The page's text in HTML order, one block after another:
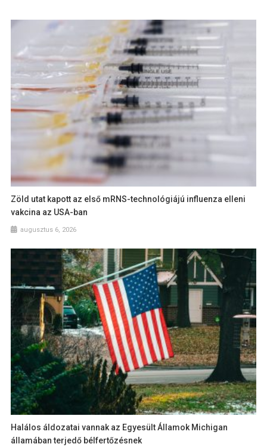
Zöld utat kapott az első mRNS-technológiájú influenza elleni
vakcina az USA-ban
augusztus 6, 2026
Halálos áldozatai vannak az Egyesült Államok Michigan
államában terjedő bélfertőzésnek